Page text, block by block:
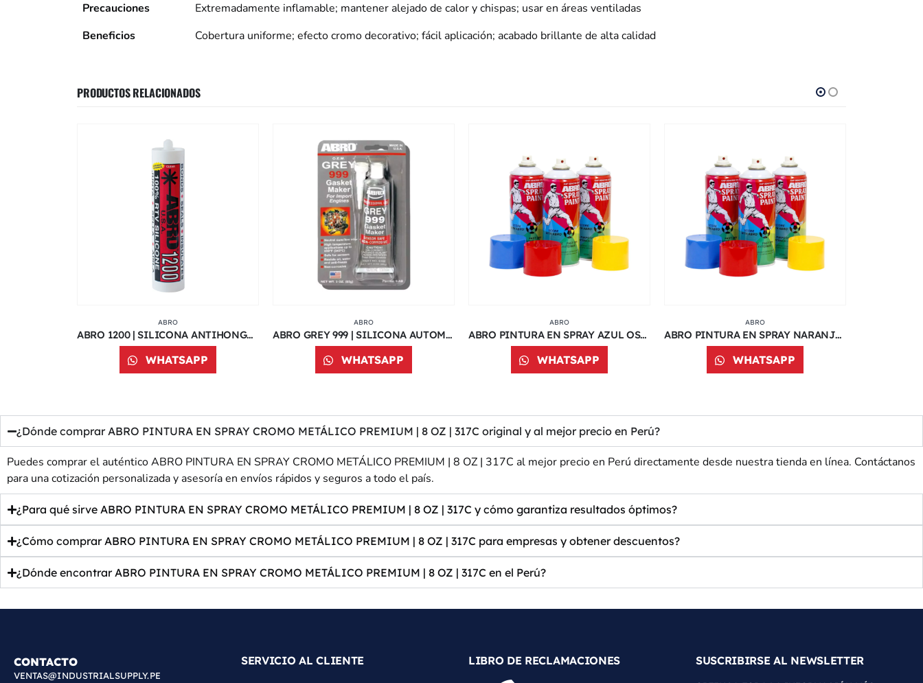
Precauciones
Extremadamente inflamable; mantener alejado de calor y chispas; usar en áreas ventiladas
Beneficios
Cobertura uniforme; efecto cromo decorativo; fácil aplicación; acabado brillante de alta calidad
PRODUCTOS RELACIONADOS
ABRO
ABRO 1200 | SILICONA ANTIHONGOS
WHATSAPP
ABRO
ABRO GREY 999 | SILICONA AUTOMOTRIZ
WHATSAPP
ABRO
ABRO PINTURA EN SPRAY AZUL OSCURO | 400 ML | 038C
WHATSAPP
ABRO
ABRO PINTURA EN SPRAY NARANJA | 400 ML | 065C
WHATSAPP
¿Dónde comprar ABRO PINTURA EN SPRAY CROMO METÁLICO PREMIUM | 8 OZ | 317C original y al mejor precio en Perú?
Puedes comprar el auténtico ABRO PINTURA EN SPRAY CROMO METÁLICO PREMIUM | 8 OZ | 317C al mejor precio en Perú directamente desde nuestra tienda en línea. Contáctanos
para una cotización personalizada y asesoría en envíos rápidos y seguros a todo el país.
¿Para qué sirve ABRO PINTURA EN SPRAY CROMO METÁLICO PREMIUM | 8 OZ | 317C y cómo garantiza resultados óptimos?
¿Cómo comprar ABRO PINTURA EN SPRAY CROMO METÁLICO PREMIUM | 8 OZ | 317C para empresas y obtener descuentos?
¿Dónde encontrar ABRO PINTURA EN SPRAY CROMO METÁLICO PREMIUM | 8 OZ | 317C en el Perú?
CONTACTO
VENTAS@INDUSTRIALSUPPLY.PE
SERVICIO AL CLIENTE
LIBRO DE RECLAMACIONES SUSCRIBIRSE AL NEWSLETTER